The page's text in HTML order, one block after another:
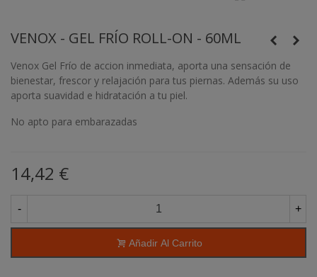
VENOX - GEL FRÍO ROLL-ON - 60ML
Venox Gel Frío de accion inmediata, aporta una sensación de
bienestar, frescor y relajación para tus piernas. Además su uso
aporta suavidad e hidratación a tu piel.
No apto para embarazadas
14,42 €
- +
Añadir Al Carrito